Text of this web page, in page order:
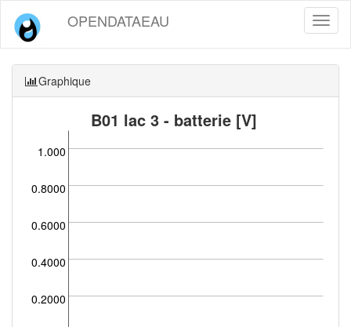
OPENDATAEAU
Graphique
B01 lac 3 - batterie [V]
0.2000
0.4000
0.6000
0.8000
1.000